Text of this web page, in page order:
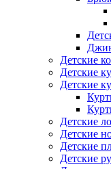
Детские
Детские
Детские
Детские
Детские
Детские
Детские